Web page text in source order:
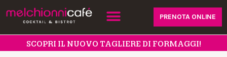
PRENOTA ONLINE
SCOPRI IL NUOVO TAGLIERE DI FORMAGGI!